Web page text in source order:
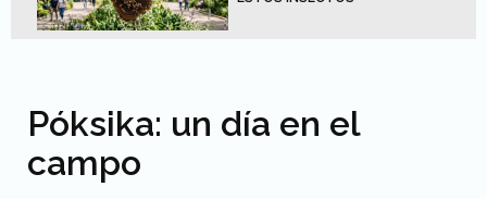
Póksika: un día en el
campo